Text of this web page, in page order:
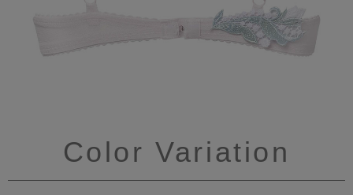
Color Variation